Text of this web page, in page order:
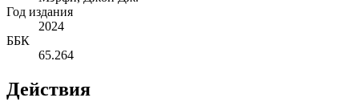
Год издания
2024
ББК
65.264
Действия